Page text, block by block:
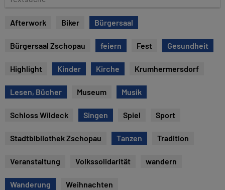
e
e
Afterwork Biker Bürgersaal
Bürgersaal Zschopau feiern Fest Gesundheit
Highlight Kinder Kirche Krumhermersdorf
Lesen, Bücher Museum Musik
Schloss Wildeck Singen Spiel Sport
Stadtbibliothek Zschopau Tanzen Tradition
Veranstaltung Volkssolidarität wandern
Wanderung Weihnachten